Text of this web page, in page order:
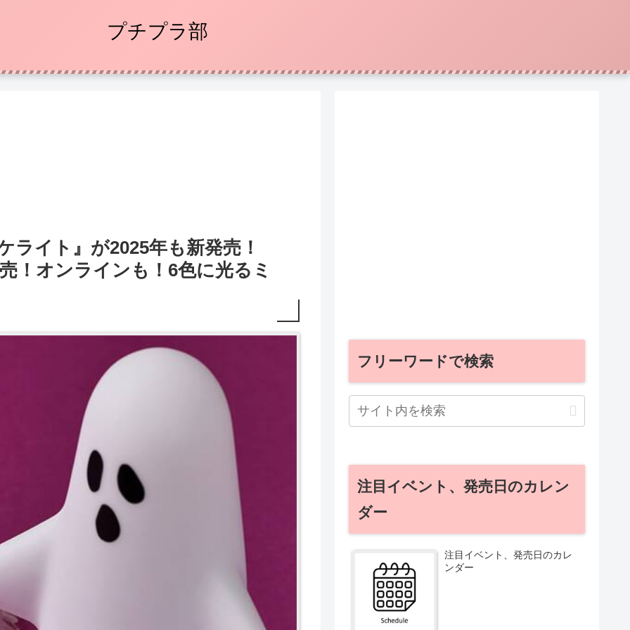
プチプラ部
イト』が2025年も新発売！
！オンラインも！6色に光るミ
フリーワードで検索
注目イベント、発売日のカレン
ダー
注目イベント、発売日のカレ
ンダー